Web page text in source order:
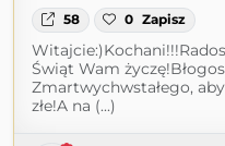
58 0 Zapisz
Świąt Wam
Zmartwychwstałego,
złe!A na (...)